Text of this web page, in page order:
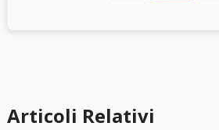
Articoli Relativi